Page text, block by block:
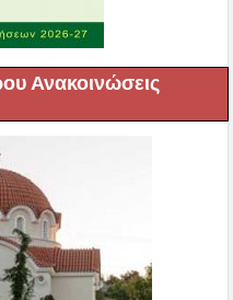
Ανακοινώσεις